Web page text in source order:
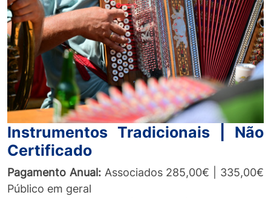
Instrumentos Tradicionais | Não
Certificado
Pagamento Anual: Associados 285,00€ | 335,00€
Público em geral